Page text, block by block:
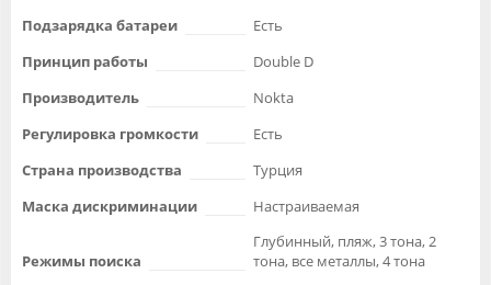
Подзарядка батареи
Есть
Принцип работы
Double D
Производитель
Nokta
Регулировка громкости
Есть
Страна производства
Турция
Маска дискриминации
Настраиваемая
Режимы поиска
Глубинный, пляж, 3 тона, 2
тона, все металлы, 4 тона